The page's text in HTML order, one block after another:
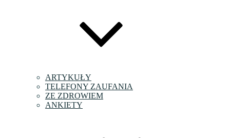
ARTYKUŁY
TELEFONY ZAUFANIA
ZE ZDROWIEM
ANKIETY